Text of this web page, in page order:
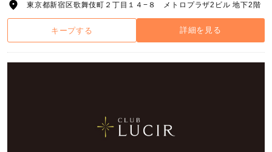
東京都新宿区歌舞伎町２丁目１４−８ メトロプラザ2ビル 地下2階
キープする 詳細を見る